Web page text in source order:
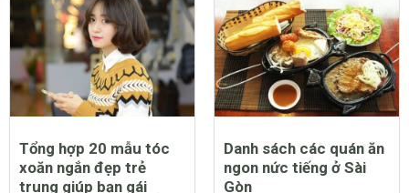
Tổng hợp 20 mẫu tóc
xoăn ngắn đẹp trẻ
trung giúp bạn gái
Danh sách các quán ăn
ngon nức tiếng ở Sài
Gòn